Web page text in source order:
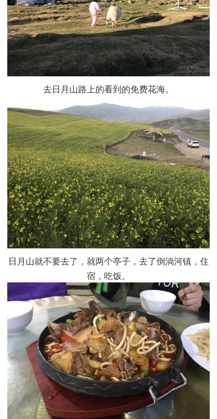
去日月山路上的看到的免费花海。
日月山就不要去了，就两个亭子，去了倒淌河镇，住
宿，吃饭。